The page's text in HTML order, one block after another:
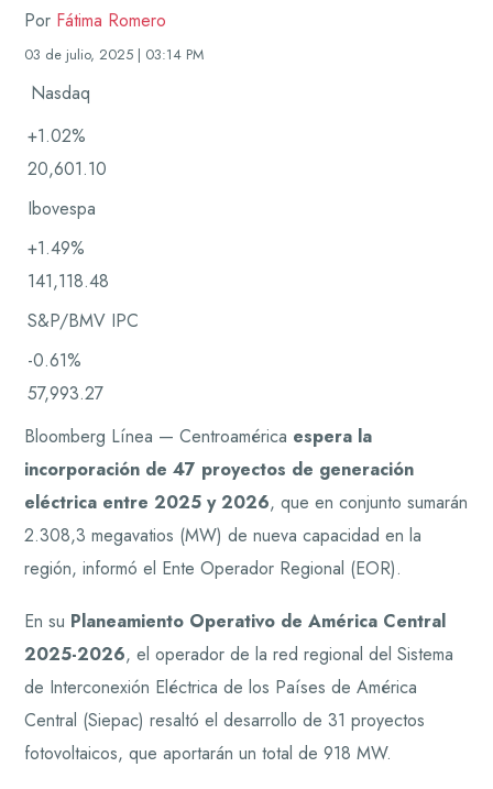
Por Fátima Romero
03 de julio, 2025 | 03:14 PM
Nasdaq
+1.02%
20,601.10
Ibovespa
+1.49%
141,118.48
S&P/BMV IPC
-0.61%
57,993.27
Bloomberg Línea — Centroamérica espera la
incorporación de 47 proyectos de generación
eléctrica entre 2025 y 2026, que en conjunto sumarán
2.308,3 megavatios (MW) de nueva capacidad en la
región, informó el Ente Operador Regional (EOR).
En su Planeamiento Operativo de América Central
2025-2026, el operador de la red regional del Sistema
de Interconexión Eléctrica de los Países de América
Central (Siepac) resaltó el desarrollo de 31 proyectos
fotovoltaicos, que aportarán un total de 918 MW.